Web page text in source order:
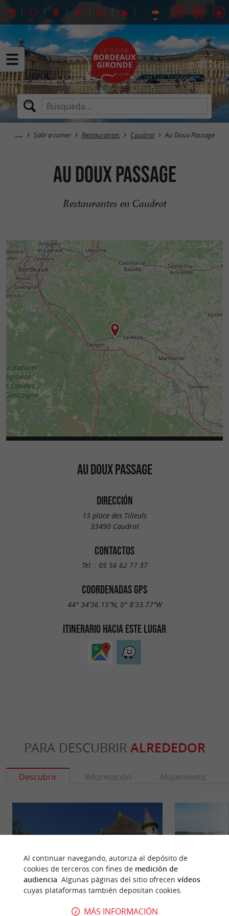
Salir a comer Restaurantes Caudrot Au Doux Passage
Au Doux Passage
Restaurantes en Caudrot
AU DOUX PASSAGE
DIRECCIÓN
13 place des Tilleuls
33490 Caudrot
CONTACTOS
Tel. : 05 56 62 77 37
COORDENADAS GPS
44° 34'36.15"N, 0° 8'33.77"W
ITINERARIO HACIA ESTE LUGAR
PARA DESCUBRIR ALREDEDOR
Descubrir Información Alojamiento
Al continuar navegando, autoriza al depósito de
cookies de terceros con fines de medición de
audiencia . Algunas páginas del sitio ofrecen vídeos
cuyas plataformas también depositan cookies.
MÁS INFORMACIÓN